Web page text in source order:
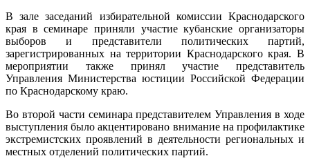
В зале заседаний избирательной комиссии Краснодарского
края в семинаре приняли участие кубанские организаторы
выборов и представители политических партий,
зарегистрированных на территории Краснодарского края. В
мероприятии также принял участие представитель
Управления Министерства юстиции Российской Федерации
по Краснодарскому краю.
Во второй части семинара представителем Управления в ходе
выступления было акцентировано внимание на профилактике
экстремистских проявлений в деятельности региональных и
местных отделений политических партий.